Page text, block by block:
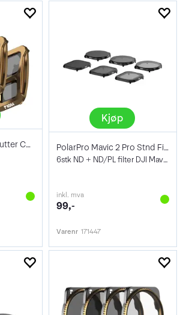
PolarPro DJI Air 3 Shutter Collection
Kjøp
PolarPro Mavic 2 Pro Stnd Filter 6 Pack
6stk ND + ND/PL filter DJI Mavic 2 Pro
inkl. mva
99,-
Varenr 171447